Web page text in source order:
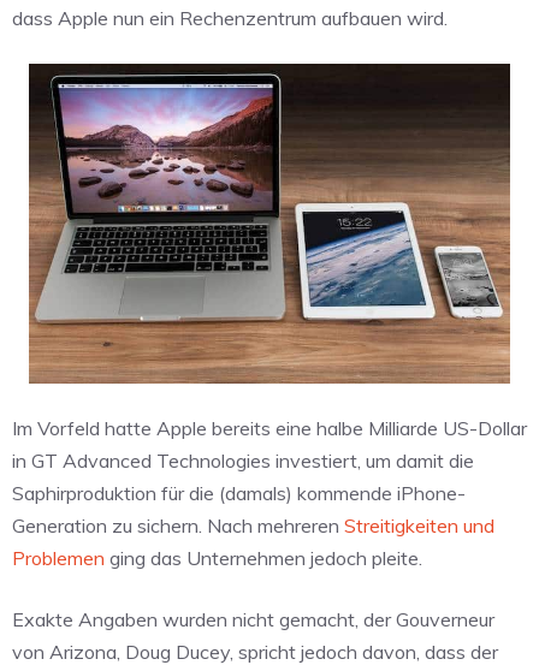
dass Apple nun ein Rechenzentrum aufbauen wird.
Im Vorfeld hatte Apple bereits eine halbe Milliarde US-Dollar
in GT Advanced Technologies investiert, um damit die
Saphirproduktion für die (damals) kommende iPhone-
Generation zu sichern. Nach mehreren Streitigkeiten und
Problemen ging das Unternehmen jedoch pleite.
Exakte Angaben wurden nicht gemacht, der Gouverneur
von Arizona, Doug Ducey, spricht jedoch davon, dass der